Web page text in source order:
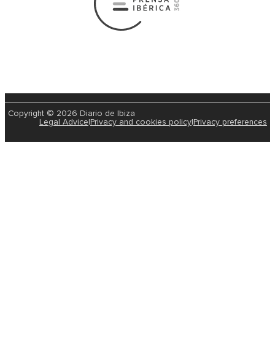
Copyright © 2026 Diario de Ibiza
Legal Advice|Privacy and cookies policy|Privacy preferences